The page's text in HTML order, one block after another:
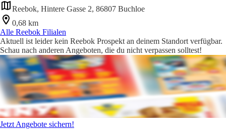
Reebok, Hintere Gasse 2, 86807 Buchloe
0,68 km
Alle Reebok Filialen
Aktuell ist leider kein Reebok Prospekt an deinem Standort verfügbar.
Schau nach anderen Angeboten, die du nicht verpassen solltest!
Jetzt Angebote sichern!